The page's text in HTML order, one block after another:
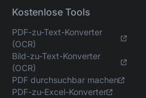
Kostenlose Tools
PDF-zu-Text-Konverter
(OCR)
Bild-zu-Text-Konverter
(OCR)
PDF durchsuchbar machen
PDF-zu-Excel-Konverter